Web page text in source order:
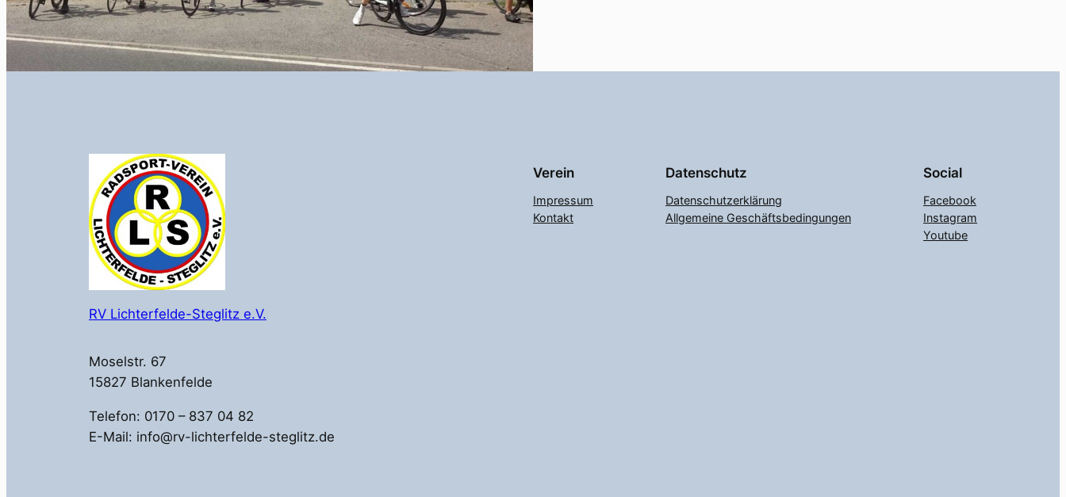
RV Lichterfelde-Steglitz e.V.
Moselstr. 67
15827 Blankenfelde
Telefon: 0170 – 837 04 82
E-Mail: info@rv-lichterfelde-steglitz.de
Verein
Impressum
Kontakt
Datenschutz
Datenschutzerklärung
Allgemeine Geschäftsbedingungen
Social
Facebook
Instagram
Youtube